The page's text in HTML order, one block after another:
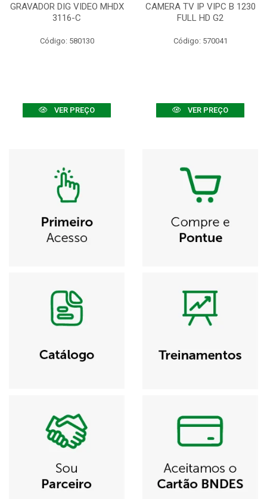
GRAVADOR DIG VIDEO MHDX
3116-C
Código: 580130
VER PREÇO
CAMERA TV IP VIPC B 1230
FULL HD G2
Código: 570041
VER PREÇO